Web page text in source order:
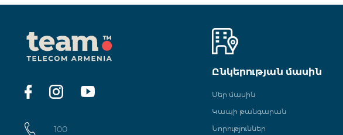
100
Ընկերության մասին
Մեր մասին
Կապի թանգարան
Նորություններ